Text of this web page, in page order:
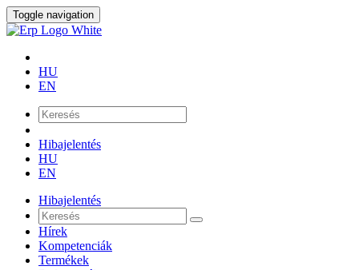
Toggle navigation
HU
EN
Hibajelentés
HU
EN
Hibajelentés
Hírek
Kompetenciák
Termékek